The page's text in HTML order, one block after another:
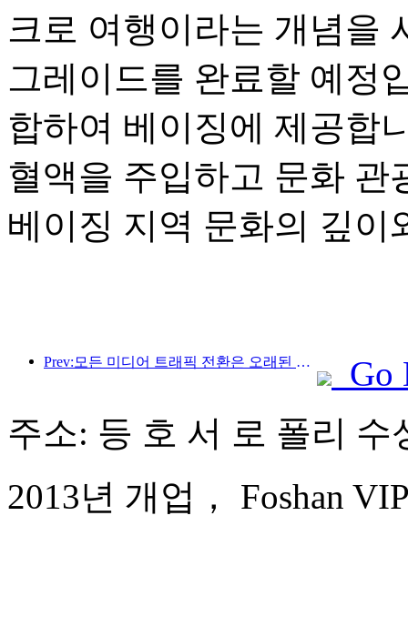
크로 여행이라는 개념을
그레이드를 완료할 예정
합하여 베이징에 제공합
혈액을 주입하고 문화
베이징 지역 문화의 깊이
Prev:모든 미디어 트래픽 전환은 오래된 매장에 활력을 불어넣고 '제로 램프업'의 새로운 모델을 만듭니다.
Go
주소: 등 호 서 로 폴리 수
2013년 개업， Foshan